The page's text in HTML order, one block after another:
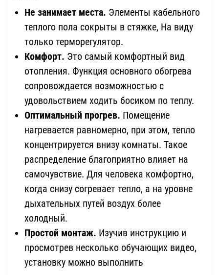
Не занимает места. Элементы кабельного
теплого пола сокрыты в стяжке, На виду
только терморегулятор.
Комфорт. Это самый комфортный вид
отопления. Функция основного обогрева
сопровождается возможностью с
удовольствием ходить босиком по теплу.
Оптимальный прогрев. Помещение
нагревается равномерно, при этом, тепло
концентрируется внизу комнаты. Такое
распределение благоприятно влияет на
самочувствие. Для человека комфортно,
когда снизу согревает тепло, а на уровне
дыхательных путей воздух более
холодный.
Простой монтаж. Изучив инструкцию и
просмотрев несколько обучающих видео,
установку можно выполнить